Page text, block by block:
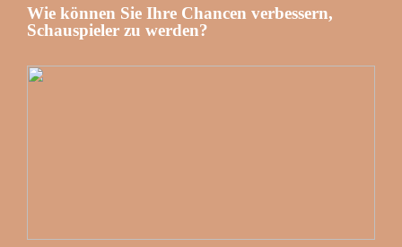
Wie können Sie Ihre Chancen verbessern,
Schauspieler zu werden?